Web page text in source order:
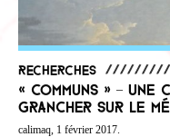
Recherches
« Communs » –
Grancher sur le
calimaq, 1 février 2017.